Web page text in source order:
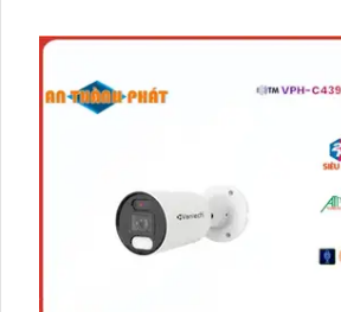
nó có khả năng xoay ngang 360 độ